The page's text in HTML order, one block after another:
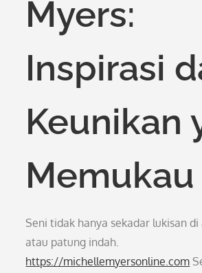
Myers:
Inspirasi
Keunikan
Memukau
Seni tidak hanya sekadar lukisan di
atau patung indah.
https://michellemyersonline.com